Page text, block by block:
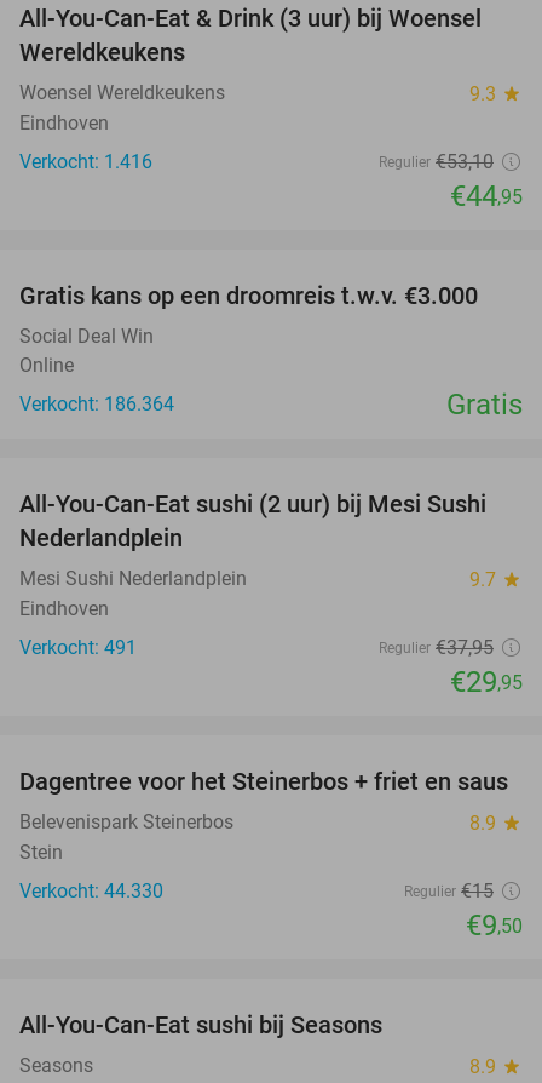
15%
All-You-Can-Eat & Drink (3 uur) bij Woensel
Wereldkeukens
Woensel Wereldkeukens 9.3 star
Eindhoven
Verkocht: 1.416
Regulier €53,10
€44,95
Gratis kans op een droomreis t.w.v. €3.000
Social Deal Win
Online
Verkocht: 186.364
Gratis
21%
All-You-Can-Eat sushi (2 uur) bij Mesi Sushi
Nederlandplein
Mesi Sushi Nederlandplein 9.7 star
Eindhoven
Verkocht: 491
Regulier €37,95
€29,95
37%
Dagentree voor het Steinerbos + friet en saus
Belevenispark Steinerbos 8.9 star
Stein
Verkocht: 44.330
Regulier €15
€9,50
All-You-Can-Eat sushi bij Seasons
Seasons 8.9 star